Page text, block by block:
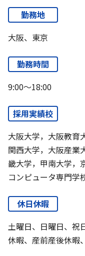
勤務地
大阪、東京
勤務時間
9:00～18:00
採用実績校
大阪大学，大阪教育
関西大学，大阪産業
畿大学，甲南大学，
コンピュータ専門学
休日休暇
土曜日、日曜日、祝
休暇、産前産後休暇